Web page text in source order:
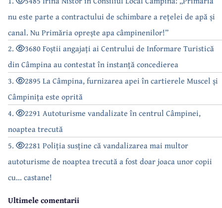
nu este parte a contractului de schimbare a rețelei de apă și
canal. Nu Primăria oprește apa câmpinenilor!”
2.
3680 Foștii angajați ai Centrului de Informare Turistică
din Câmpina au contestat în instanță concedierea
3.
2895 La Câmpina, furnizarea apei în cartierele Muscel și
Câmpinița este oprită
4.
2291 Autoturisme vandalizate în centrul Câmpinei,
noaptea trecută
5.
2281 Poliția susține că vandalizarea mai multor
autoturisme de noaptea trecută a fost doar joaca unor copii
cu... castane!
Ultimele comentarii